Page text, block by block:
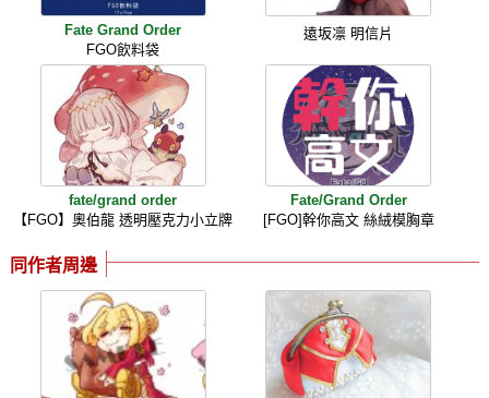
Fate Grand Order
FGO飲料袋
遠坂凛 明信片
fate/grand order
【FGO】奧伯龍 透明壓克力小立牌
Fate/Grand Order
[FGO]幹你高文 絲絨模胸章
同作者周邊